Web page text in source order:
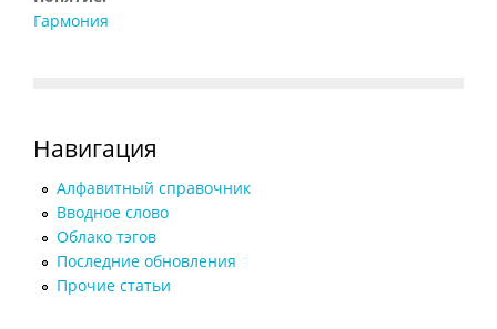
Гармония
Навигация
Алфавитный справочник
Вводное слово
Облако тэгов
Последние обновления
Прочие статьи